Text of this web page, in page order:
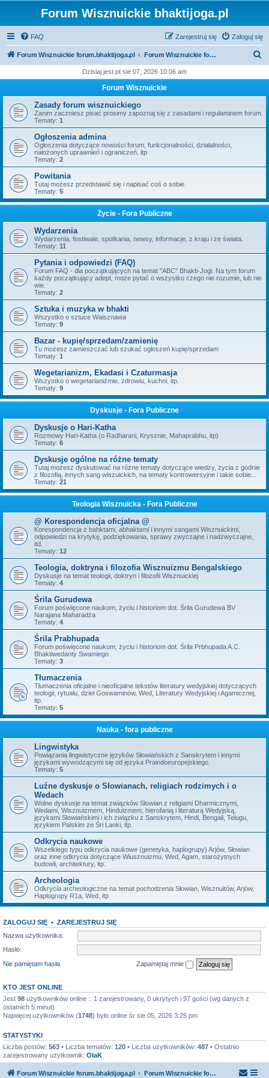
Forum Wisznuickie bhaktijoga.pl
FAQ Zaloguj się
Zarejestruj się
Forum Wisznuickie forum.bhaktijoga.pl Forum Wisznuickie forum.bhaktijoga.pl
k
j
Dzisiaj jest pt sie 07, 2026 10:06 am
Forum Wisznuickie
Zasady forum wisznuickiego
Zanim zaczniesz pisać prosimy zapoznaj się z zasadami i regulaminem forum.
Tematy: 1
Ogłoszenia admina
Ogłoszenia dotyczące nowości forum, funkcjonalności, działalności,
nałożonych uprawnień i ograniczeń, itp
Tematy: 2
Powitania
Tutaj możesz przedstawić się i napisać coś o sobie.
Tematy: 5
Życie - Fora Publiczne
Wydarzenia
Wydarzenia, festiwale, spotkania, newsy, informacje, z kraju i ze świata.
Tematy: 11
Pytania i odpowiedzi (FAQ)
Forum FAQ - dla początkujących na temat "ABC" Bhakti-Jogi. Na tym forum
każdy początkujący adept, może pytać o wszystko czego nie rozumie, lub nie
wie.
Tematy: 2
Sztuka i muzyka w bhakti
Wszystko o sztuce Waisznawa
Tematy: 9
Bazar - kupię/sprzedam/zamienię
Tu możesz zamieszczać lub szukać ogłoszeń kupię/sprzedam
Tematy: 1
Wegetarianizm, Ekadasi i Czaturmasja
Wszystko o wegetarianiźmie, zdrowiu, kuchni, itp.
Tematy: 9
Dyskusje - Fora Publiczne
Dyskusje o Hari-Katha
Rozmowy Hari-Katha (o Radharani, Krysznie, Mahaprabhu, itp)
Tematy: 6
Dyskusje ogólne na różne tematy
Tutaj możesz dyskutować na różne tematy dotyczące wiedzy, życia z godnie
z filozofią, innych sang wiszuickich, na tematy kontrowersyjne i takie sobie...
Tematy: 21
Teologia Wisznuicka - Fora Publiczne
@ Korespondencja oficjalna @
Korespondencja z bahktami, abhaktami i innymi sangami Wisznuickimi,
odpowiedzi na krytykę, podziękowania, sprawy zwyczajne i nadzwyczajne,
itd.
Tematy: 12
Teologia, doktryna i filozofia Wisznuizmu Bengalskiego
Dyskusje na temat teologii, doktryn i filozofii Wisznuickiej
Tematy: 4
Śrila Gurudewa
Forum poświęcone naukom, życiu i historiom dot. Śrila Gurudewa BV
Narajana Maharadża
Tematy: 4
Śrila Prabhupada
Forum poświęcone naukom, życiu i historiom dot. Śrila Prbhupada A.C.
Bhaktiwedanty Swamiego
Tematy: 3
Tłumaczenia
Tłumaczenia oficjalne i nieoficjalne tekstów literatury wedyjskiej dotyczących
teologii, rytuału, dzieł Goswaminów, Wed, Literatury Wedyjskiej i Agamicznej,
itp.
Tematy: 5
Nauka - fora publiczne
Lingwistyka
Powiązania lingwistyczne języków Słowiańskich z Sanskrytem i innymi
językami wywodzącymi się od języka Praindoeuropejskiego.
Tematy: 5
Luźne dyskusje o Słowianach, religiach rodzimych i o
Wedach
Wolne dyskusje na temat związków Słowian z religiami Dharmicznymi,
Wedami, Wisznuizmem, Hinduizmem, hierofanią i literaturą Wedyjską,
językami Słowiańskimi i ich związku z Sanskrytem, Hindi, Bengali, Telugu,
językiem Palskim ze Śri Lanki, itp.
Odkrycia naukowe
Wszelkiego typu odkrycia naukowe (genetyka, haplogrupy) Arjów, Słowian
oraz inne odkrycia dotyczące Wiusznuizmu, Wed, Agam, starożytnych
budowli, architektury, itp.
Archeologia
Odkrycia archeologiczne na temat pochodzenia Słowian, Wisznuitów, Arjów,
Haplogrupy R1a, Wed, itp
ZALOGUJ SIĘ • ZAREJESTRUJ SIĘ
Nazwa użytkownika:
Hasło:
Nie pamiętam hasła
Zapamiętaj mnie
KTO JEST ONLINE
Jest 98 użytkowników online :: 1 zarejestrowany, 0 ukrytych i 97 gości (wg danych z
ostatnich 5 minut)
Najwięcej użytkowników (1748) było online śr sie 05, 2026 3:25 pm
STATYSTYKI
Liczba postów: 563 • Liczba tematów: 120 • Liczba użytkowników: 487 • Ostatnio
zarejestrowany użytkownik: OlaK
Forum Wisznuickie forum.bhaktijoga.pl Forum Wisznuickie forum.bhaktijoga.pl